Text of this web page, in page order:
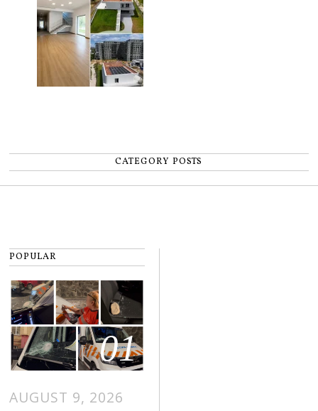
CATEGORY POSTS
POPULAR
01
AUGUST 9, 2026